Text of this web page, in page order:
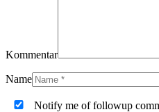
Kommentar
Name
Notify me of followup